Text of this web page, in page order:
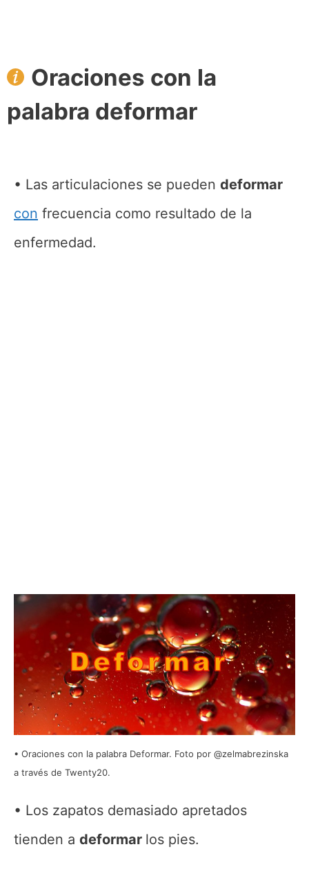
Oraciones con la
palabra deformar
Las articulaciones se pueden deformar
con frecuencia como resultado de la
enfermedad.
Oraciones con la palabra Deformar. Foto por @zelmabrezinska
a través de Twenty20.
Los zapatos demasiado apretados
tienden a deformar los pies.